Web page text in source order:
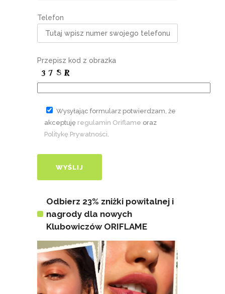
Telefon
Przepisz kod z obrazka
Wysyłając formularz potwierdzam, że
akceptuję regulamin Oriflame oraz
Politykę Prywatności
Odbierz 23% zniżki powitalnej i
nagrody dla nowych
Klubowiczów ORIFLAME